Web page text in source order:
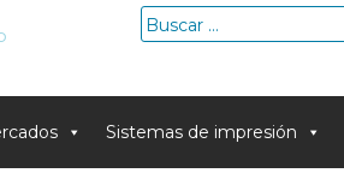
Buscar:
Sistemas de impresión